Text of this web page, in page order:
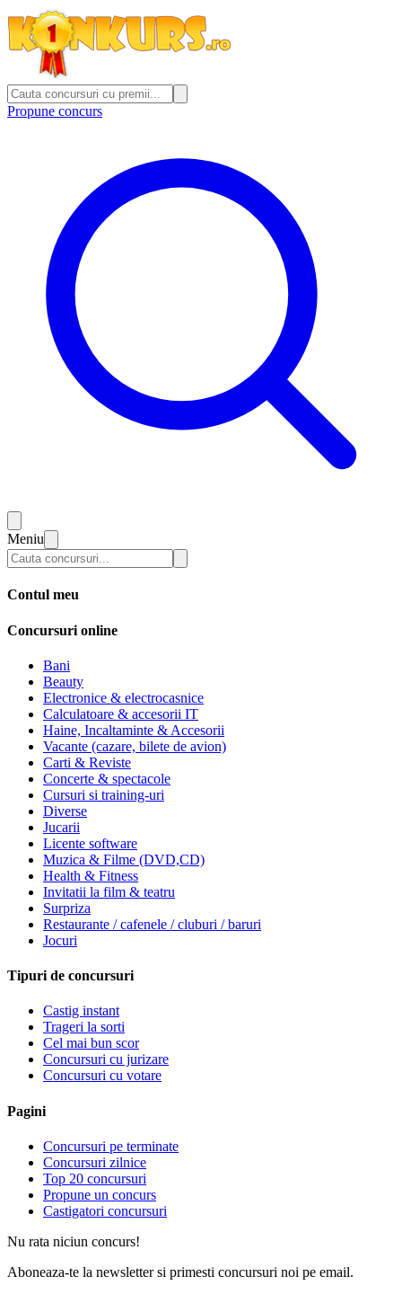
Propune concurs
Meniu
Contul meu
Concursuri online
Bani
Beauty
Electronice & electrocasnice
Calculatoare & accesorii IT
Haine, Incaltaminte & Accesorii
Vacante (cazare, bilete de avion)
Carti & Reviste
Concerte & spectacole
Cursuri si training-uri
Diverse
Jucarii
Licente software
Muzica & Filme (DVD,CD)
Health & Fitness
Invitatii la film & teatru
Surpriza
Restaurante / cafenele / cluburi / baruri
Jocuri
Tipuri de concursuri
Castig instant
Trageri la sorti
Cel mai bun scor
Concursuri cu jurizare
Concursuri cu votare
Pagini
Concursuri pe terminate
Concursuri zilnice
Top 20 concursuri
Propune un concurs
Castigatori concursuri
Nu rata niciun concurs!
Aboneaza-te la newsletter si primesti concursuri noi pe email.